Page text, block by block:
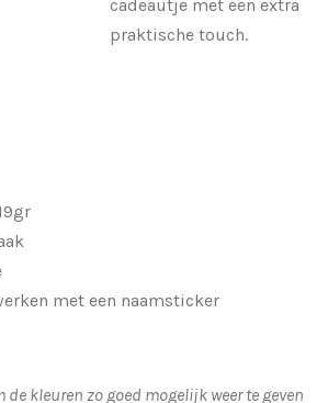
cadeautje met een extra
praktische touch.
met een naamsticker
de kleuren zo goed mogelijk weer te geven